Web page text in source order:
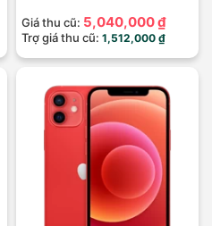
Giá thu cũ: 5,040,000 ₫
Trợ giá thu cũ: 1,512,000 ₫